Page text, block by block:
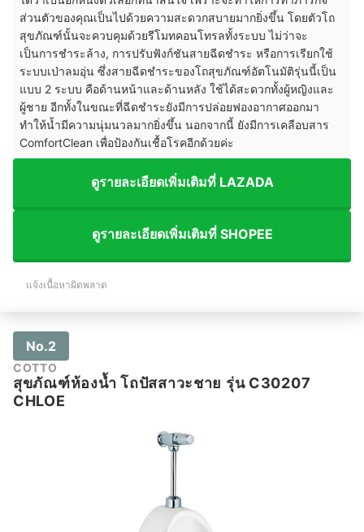
ส่วนตัวของคุณเป็นไปด้วยความสะดวกสบายมากยิ่งขึ้น โดยตัวโถ
สุขภัณฑ์นั้นจะควบคุมด้วยรีโมทคอนโทรลทั้งระบบ ไม่ว่าจะ
เป็นการชำระล้าง, การปรับฟังก์ชันสายฉีดชำระ หรือการเรียกใช้
ระบบเป่าลมอุ่น ซึ่งสายฉีดชำระของโถสุขภัณฑ์อัตโนมัติรุ่นนี้เป็น
แบบ 2 ระบบ คือด้านหน้าและด้านหลัง ใช้ได้สะดวกทั้งผู้หญิงและ
ผู้ชาย อีกทั้งในขณะที่ฉีดชำระยังมีการปล่อยฟองอากาศออกมา
ทำให้น้ำมีความนุ่มนวลมากยิ่งขึ้น นอกจากนี้ ยังมีการเคลือบสาร
ComfortClean เพื่อป้องกันเชื้อโรคอีกด้วยค่ะ
ดูรายละเอียดเพิ่มเติมที่ LAZADA
ดูรายละเอียดเพิ่มเติมที่ SHOPEE
แจ้งเนื้อหาผิดพลาด
No.2
COTTO
สุขภัณฑ์ห้องน้ำ โถปัสสาวะชาย รุ่น C30207
CHLOE